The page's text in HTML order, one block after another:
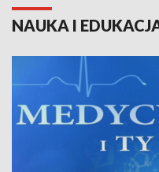
NAUKA I